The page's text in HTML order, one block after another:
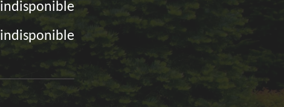
indisponible
indisponible